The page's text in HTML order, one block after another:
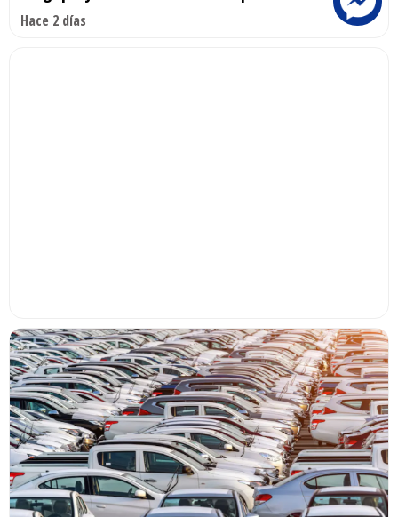
Hace 2 días